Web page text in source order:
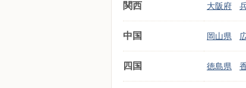
関西 大阪府
中国 岡山県
四国 徳島県